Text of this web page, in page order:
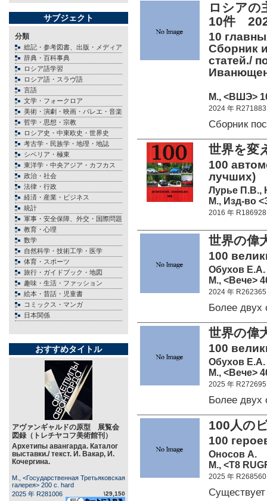
サブジェクト
分類
総記・参考図書、出版・メディア
辞典・百科事典
ロシア語学習
ロシア語・スラヴ語
言語
文学・フォークロア
美術・演劇・映画・バレエ・音楽
哲学・思想・宗教
ロシア史・中東欧史・世界史
考古学・民族学・地理・地誌
シベリア・極東
東洋学・中央アジア・カフカス
政治・社会
法律・行政
経済・産業・ビジネス
統計
軍事・安全保障、外交・国際問題
教育・心理
数学
自然科学・技術工学・医学
体育・スポーツ
旅行・ガイドブック・地図
趣味・生活・ファッション
絵本・昔話・児童書
コミックス・マンガ
日本関係
おすすめタイトル
アヴァンギャルドの原型 展覧会
図録（トレチヤコフ美術館刊）
Архетипы авангарда. Каталог
выставки./ текст. И. Вакар, И.
Кочергина.
М., <Государственная Третьяковская
галерея> 200 c. hard
2025 年 R281006
\29,150
ロシアの
10件
10
Сборник
статей./
М., <ВШЭ>
2024 年 R271883
Сборник
世界を変
100
лучших)
Лурье П.В.,
М., Изд-во
2016 年 R186928
世界の
100
Обухов Е.А.
М., <Вече>
2024 年 R262365
Более двух
世界の偉
100
Обухов Е.А.
М., <Вече>
2025 年 R272695
Более двух
100人の
100
Оносов А.
М., <Т8
2025 年 R268560